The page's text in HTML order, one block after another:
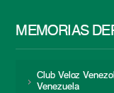
MEMORIAS
Club Veloz
Venezuela